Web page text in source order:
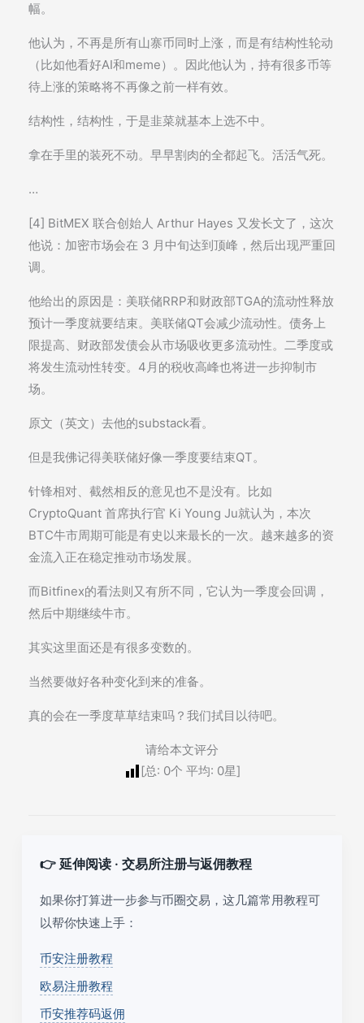
幅。
他认为，不再是所有山寨币同时上涨，而是有结构性轮动
（比如他看好AI和meme）。因此他认为，持有很多币等
待上涨的策略将不再像之前一样有效。
结构性，结构性，于是韭菜就基本上选不中。
拿在手里的装死不动。早早割肉的全都起飞。活活气死。
…
[4] BitMEX 联合创始人 Arthur Hayes 又发长文了，这次
他说：加密市场会在 3 月中旬达到顶峰，然后出现严重回
调。
他给出的原因是：美联储RRP和财政部TGA的流动性释放
预计一季度就要结束。美联储QT会减少流动性。债务上
限提高、财政部发债会从市场吸收更多流动性。二季度或
将发生流动性转变。4月的税收高峰也将进一步抑制市
场。
原文（英文）去他的substack看。
但是我佛记得美联储好像一季度要结束QT。
针锋相对、截然相反的意见也不是没有。比如
CryptoQuant 首席执行官 Ki Young Ju就认为，本次
BTC牛市周期可能是有史以来最长的一次。越来越多的资
金流入正在稳定推动市场发展。
而Bitfinex的看法则又有所不同，它认为一季度会回调，
然后中期继续牛市。
其实这里面还是有很多变数的。
当然要做好各种变化到来的准备。
真的会在一季度草草结束吗？我们拭目以待吧。
请给本文评分
[总: 0个 平均: 0星]
👉 延伸阅读 · 交易所注册与返佣教程
如果你打算进一步参与币圈交易，这几篇常用教程可
以帮你快速上手：
币安注册教程
欧易注册教程
币安推荐码返佣